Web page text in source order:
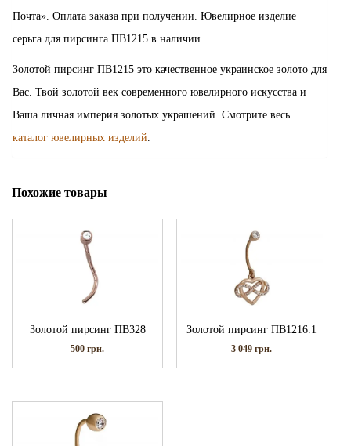
Почта». Оплата заказа при получении. Ювелирное изделие
серьга для пирсинга ПВ1215 в наличии.
Золотой пирсинг ПВ1215 это качественное украинское золото для
Вас. Твой золотой век современного ювелирного искусства и
Ваша личная империя золотых украшений. Смотрите весь
каталог ювелирных изделий
Похожие товары
Золотой пирсинг ПВ328
500грн.
Золотой пирсинг ПВ1216.1
3 049грн.